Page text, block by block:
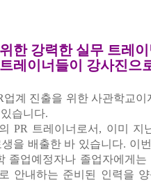
한 강력한 실무 트레
레이너들이 강사진으
업계 진출을 위한 사관학교이
습니다.
PR 트레이너로서, 이미 지
을 배출한 바 있습니다. 이
졸업예정자나 졸업자에게
안내하는 준비된 인력을